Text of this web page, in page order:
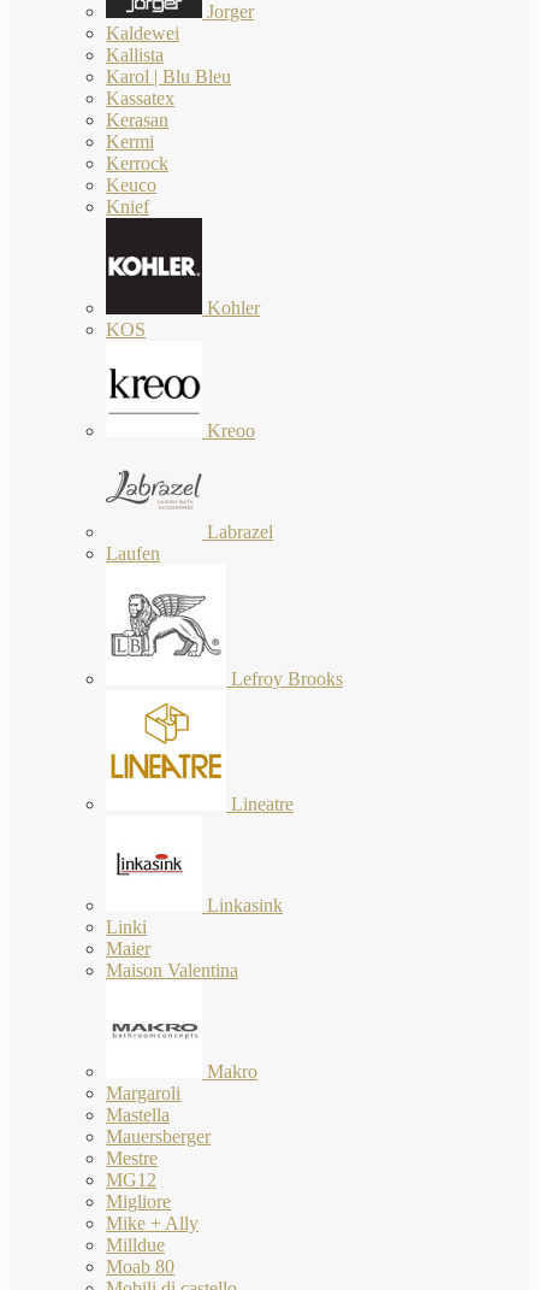
Jorger
Kaldewei
Kallista
Karol | Blu Bleu
Kassatex
Kerasan
Kermi
Kerrock
Keuco
Knief
Kohler
KOS
Kreoo
Labrazel
Laufen
Lefroy Brooks
Lineatre
Linkasink
Linki
Maier
Maison Valentina
Makro
Margaroli
Mastella
Mauersberger
Mestre
MG12
Migliore
Mike + Ally
Milldue
Moab 80